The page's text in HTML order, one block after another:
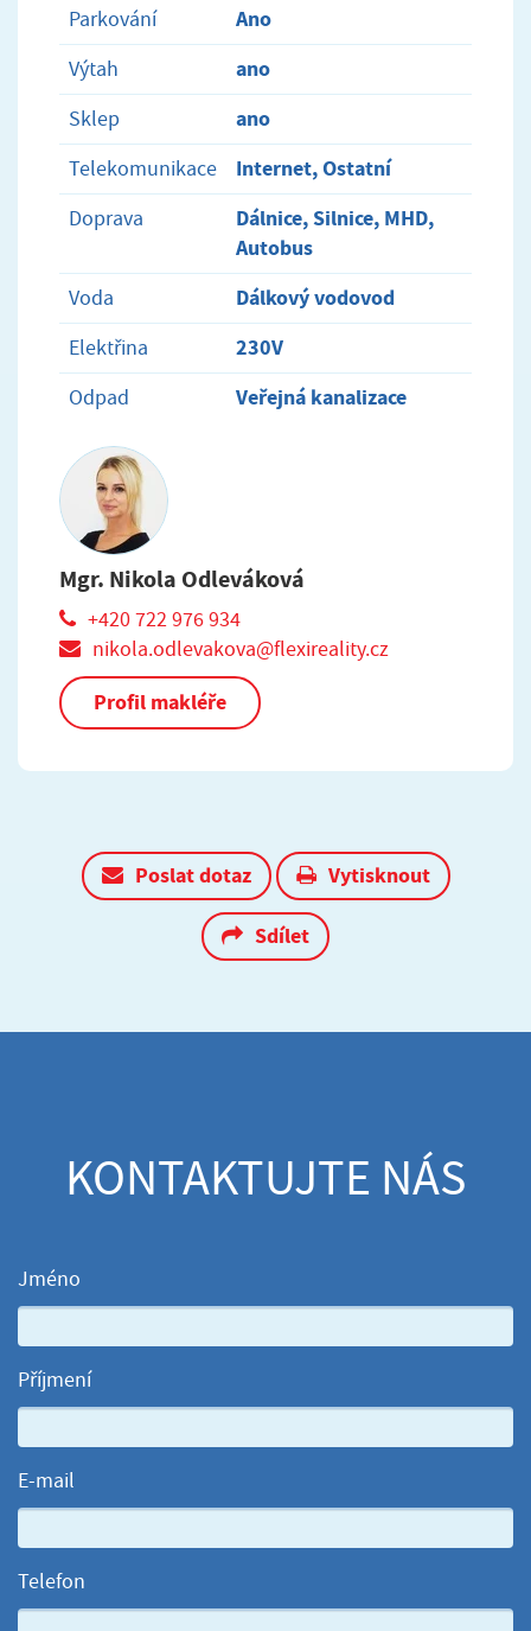
Parkování Ano
Výtah ano
Sklep ano
Telekomunikace Internet, Ostatní
Doprava
Dálnice, Silnice, MHD,
Autobus
Voda Dálkový vodovod
Elektřina 230V
Odpad Veřejná kanalizace
Mgr. Nikola Odleváková
+420 722 976 934
nikola.odlevakova@flexireality.cz
Profil makléře
Poslat dotaz Vytisknout
Sdílet
KONTAKTUJTE NÁS
Jméno
Příjmení
E-mail
Telefon